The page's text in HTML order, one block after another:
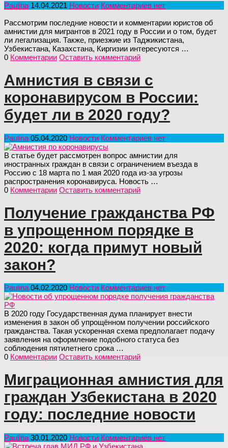
Paulina 14.04.2021 Новости Комментариев нет
Рассмотрим последние новости и комментарии юристов об
амнистии для мигрантов в 2021 году в России и о том, будет
ли легализация. Также, приезжие из Таджикистана,
Узбекистана, Казахстана, Киргизии интересуются …
0 Комментарии Оставить комментарий
Амнистия в связи с
коронавирусом в России:
будет ли в 2020 году?
Paulina 05.04.2020 Новости Комментариев нет
В статье будет рассмотрен вопрос амнистии для
иностранных граждан в связи с ограничением въезда в
Россию с 18 марта по 1 мая 2020 года из-за угрозы
распространения коронавируса. Новость …
0 Комментарии Оставить комментарий
Получение гражданства РФ
в упрощенном порядке в
2020: когда примут новый
закон?
Paulina 04.02.2020 Новости Комментариев нет
В 2020 году Государственная дума планирует внести
изменения в закон об упрощённом получении российского
гражданства. Такая ускоренная схема предполагает подачу
заявления на оформление подобного статуса без
соблюдения пятилетнего срока …
0 Комментарии Оставить комментарий
Миграционная амнистия для
граждан Узбекистана в 2020
году: последние новости
Paulina 30.01.2020 Новости Комментариев нет